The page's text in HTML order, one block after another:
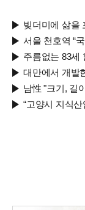
빚더미에 삶을
서울 천호역 “
주름없는 83세
대만에서 개발
남性 "크기, 길
“고양시 지식